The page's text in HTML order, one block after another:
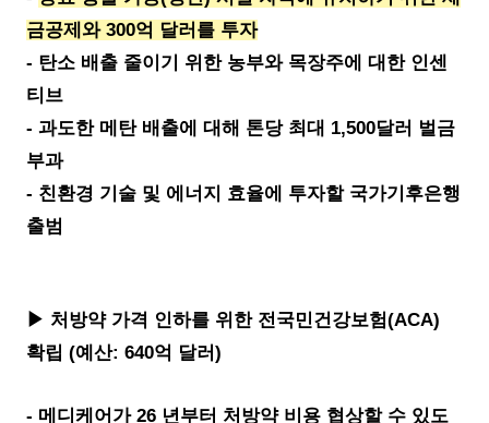
금공제와 300억 달러를 투자
- 탄소 배출 줄이기 위한 농부와 목장주에 대한 인센
티브
- 과도한 메탄 배출에 대해 톤당 최대 1,500달러 벌금
부과
- 친환경 기술 및 에너지 효율에 투자할 국가기후은행
출범
▶ 처방약 가격 인하를 위한 전국민건강보험(ACA)
확립 (예산: 640억 달러)
- 메디케어가 26 년부터 처방약 비용 협상할 수 있도